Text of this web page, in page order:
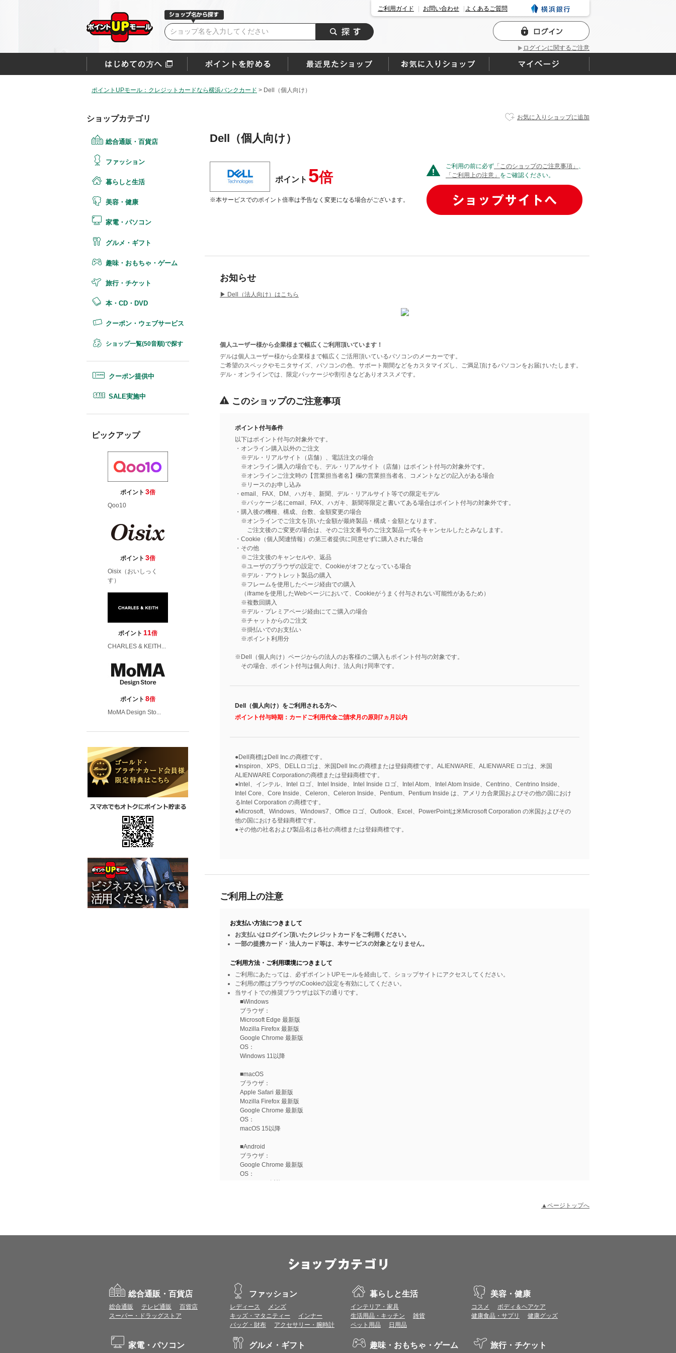
ログインに関するご注意
ご利用ガイド お問い合わせ よくあるご質問
ポイントUPモール：クレジットカードなら横浜バンクカード > Dell（個人向け）
ショップカテゴリ
総合通販・百貨店
ファッション
暮らしと生活
美容・健康
家電・パソコン
グルメ・ギフト
趣味・おもちゃ・ゲーム
旅行・チケット
本・CD・DVD
クーポン・ウェブサービス
ショップ一覧(50音順)で探す
クーポン提供中
SALE実施中
ピックアップ
ポイント 3倍
Qoo10
ポイント 3倍
Oisix（おいしっく
す）
ポイント 11倍
CHARLES & KEITH...
ポイント 8倍
MoMA Design Sto...
お気に入りショップに追加
Dell（個人向け）
ポイント 5倍
※本サービスでのポイント倍率は予告なく変更になる場合がございます。
ご利用の前に必ず 「このショップのご注意事項」 、
「ご利用上の注意」 をご確認ください。
お知らせ
▶ Dell（法人向け）はこちら
個人ユーザー様から企業様まで幅広くご利用頂いています！
デルは個人ユーザー様から企業様まで幅広くご活用頂いているパソコンのメーカーです。
ご希望のスペックやモニタサイズ、パソコンの色、サポート期間などをカスタマイズし、ご満足頂けるパソコンをお届けいたします。
デル・オンラインでは、限定パッケージや割引きなどありオススメです。
このショップのご注意事項
ポイント付与条件
以下はポイント付与の対象外です。
・オンライン購入以外のご注文
※デル・リアルサイト（店舗）、電話注文の場合
※オンライン購入の場合でも、デル・リアルサイト（店舗）はポイント付与の対象外です。
※オンラインご注文時の【営業担当者名】欄の営業担当者名、コメントなどの記入がある場合
※リースのお申し込み
・email、FAX、DM、ハガキ、新聞、デル・リアルサイト等での限定モデル
※パッケージ名にemail、FAX、ハガキ、新聞等限定と書いてある場合はポイント付与の対象外です。
・購入後の機種、構成、台数、金額変更の場合
※オンラインでご注文を頂いた金額が最終製品・構成・金額となります。
ご注文後のご変更の場合は、そのご注文番号のご注文製品一式をキャンセルしたとみなします。
・Cookie（個人関連情報）の第三者提供に同意せずに購入された場合
・その他
※ご注文後のキャンセルや、返品
※ユーザのブラウザの設定で、Cookieがオフとなっている場合
※デル・アウトレット製品の購入
※フレームを使用したページ経由での購入
（iframeを使用したWebページにおいて、Cookieがうまく付与されない可能性があるため）
※複数回購入
※デル・プレミアページ経由にてご購入の場合
※チャットからのご注文
※掛払いでのお支払い
※ポイント利用分
※Dell（個人向け）ページからの法人のお客様のご購入もポイント付与の対象です。
その場合、ポイント付与は個人向け、法人向け同率です。
Dell（個人向け）をご利用される方へ
ポイント付与時期：カードご利用代金ご請求月の原則7ヵ月以内
●Dell商標はDell Inc.の商標です。
●Inspiron、XPS、DELLロゴは、米国Dell Inc.の商標または登録商標です。ALIENWARE、ALIENWARE ロゴは、米国
ALIENWARE Corporationの商標または登録商標です。
●Intel、インテル、Intel ロゴ、Intel Inside、Intel Inside ロゴ、Intel Atom、Intel Atom Inside、Centrino、Centrino Inside、
Intel Core、Core Inside、Celeron、Celeron Inside、Pentium、Pentium Inside は、アメリカ合衆国およびその他の国におけ
るIntel Corporation の商標です。
●Microsoft、Windows、Windows7、Office ロゴ、Outlook、Excel、PowerPointは米Microsoft Corporation の米国およびその
他の国における登録商標です。
●その他の社名および製品名は各社の商標または登録商標です。
ご利用上の注意
お支払い方法につきまして
お支払いはログイン頂いたクレジットカードをご利用ください。
一部の提携カード・法人カード等は、本サービスの対象となりません。
ご利用方法・ご利用環境につきまして
ご利用にあたっては、必ずポイントUPモールを経由して、ショップサイトにアクセスしてください。
ご利用の際はブラウザのCookieの設定を有効にしてください。
当サイトでの推奨ブラウザは以下の通りです。
■Windows
ブラウザ：
Microsoft Edge 最新版
Mozilla Firefox 最新版
Google Chrome 最新版
OS：
Windows 11以降
■macOS
ブラウザ：
Apple Safari 最新版
Mozilla Firefox 最新版
Google Chrome 最新版
OS：
macOS 15以降
■Android
ブラウザ：
Google Chrome 最新版
OS：
iOS 18以降
※上記環境範囲内であっても、ブラウザとOSの組み合わせにより、 一部表示不具合や機能がご利用いただけない場合があり
※推奨以外のブラウザや、推奨以前のバージョンのブラウザをご利用の場合、動作や表示が正しく行われない可能性がありま
すので、推奨ブラウザでのご利用をお願いいたします。
＜CookieやJavaScriptについて＞
本サービスではCookieとJavaScriptの機能を使用している為、CookieとJavaScriptが使用できる環境でご利用ください。
ポイント付与につきまして
ワールドプレゼントのポイント通常1倍分に加え、上乗せとなる1〜19倍分のポイントまたは表示ポイント数をプレミアムポイ
▲ページトップへ
総合通販・百貨店
総合通販 テレビ通販
百貨店
スーパー・ドラッグストア
ファッション
レディース
メンズ
キッズ・マタニティー
インナー
バッグ・財布
アクセサリー・腕時計
暮らしと生活
インテリア・家具
生活用品・キッチン
雑貨
ペット用品
日用品
美容・健康
コスメ
ボディ＆ヘアケア
健康食品・サプリ
健康グッズ
家電・パソコン グルメ・ギフト 趣味・おもちゃ・ゲーム 旅行・チケット